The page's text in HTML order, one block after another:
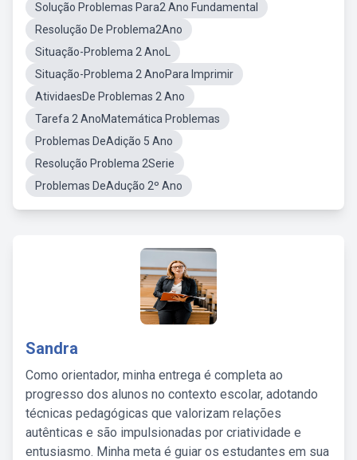
Solução Problemas Para2 Ano Fundamental
Resolução De Problema2Ano
Situação-Problema 2 AnoL
Situação-Problema 2 AnoPara Imprimir
AtividaesDe Problemas 2 Ano
Tarefa 2 AnoMatemática Problemas
Problemas DeAdição 5 Ano
Resolução Problema 2Serie
Problemas DeAdução 2º Ano
Sandra
Como orientador, minha entrega é completa ao
progresso dos alunos no contexto escolar, adotando
técnicas pedagógicas que valorizam relações
autênticas e são impulsionadas por criatividade e
entusiasmo. Minha meta é guiar os estudantes em sua